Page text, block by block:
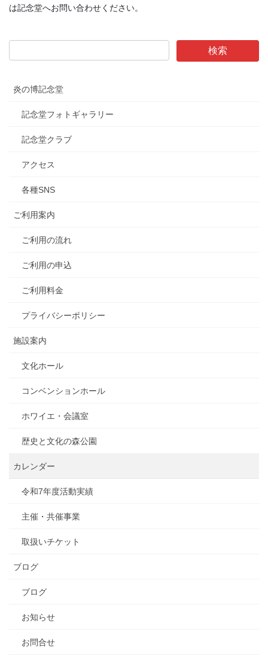
は記念堂へお問い合わせください。
炎の博記念堂
記念堂フォトギャラリー
記念堂クラブ
アクセス
各種SNS
ご利用案内
ご利用の流れ
ご利用の申込
ご利用料金
プライバシーポリシー
施設案内
文化ホール
コンベンションホール
ホワイエ・会議室
歴史と文化の森公園
カレンダー
令和7年度活動実績
主催・共催事業
取扱いチケット
ブログ
ブログ
お知らせ
お問合せ